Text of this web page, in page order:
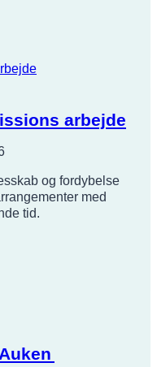
arbejde
og fordybelse
med
tid.